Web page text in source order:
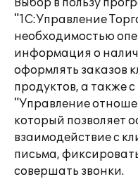
Выбор в пользу
"1С:Управление
необходимостью
информация о
оформлять заказов
продуктов, а также
"Управление
который позволяет
взаимодействие с
письма,
совершать звонки.